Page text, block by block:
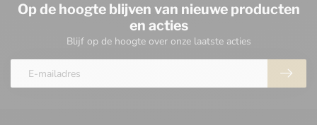
Op de hoogte blijven van nieuwe producten
en acties
Blijf op de hoogte over onze laatste acties